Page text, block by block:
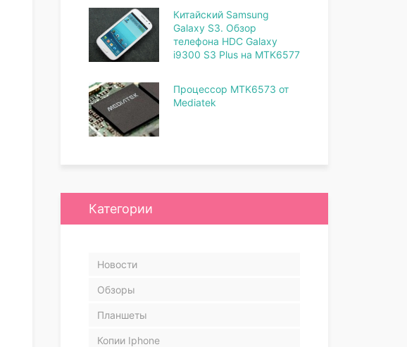
Китайский Samsung
Galaxy S3. Обзор
телефона HDC Galaxy
i9300 S3 Plus на MTK6577
Процессор MTK6573 от
Mediatek
Категории
Новости
Обзоры
Планшеты
Копии Iphone